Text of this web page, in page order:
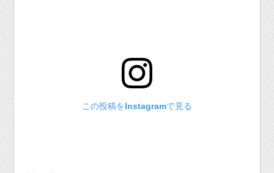
この投稿をInstagramで見る